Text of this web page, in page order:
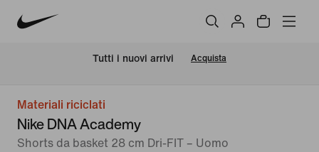
Tutti i nuovi arrivi Acquista
Materiali riciclati
Nike DNA Academy
Shorts da basket 28 cm Dri-FIT – Uomo